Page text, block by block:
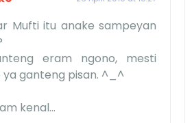
Mufti itu anake sampeyan
eram ngono, mesti
ya ganteng pisan. ^_^
kenal...